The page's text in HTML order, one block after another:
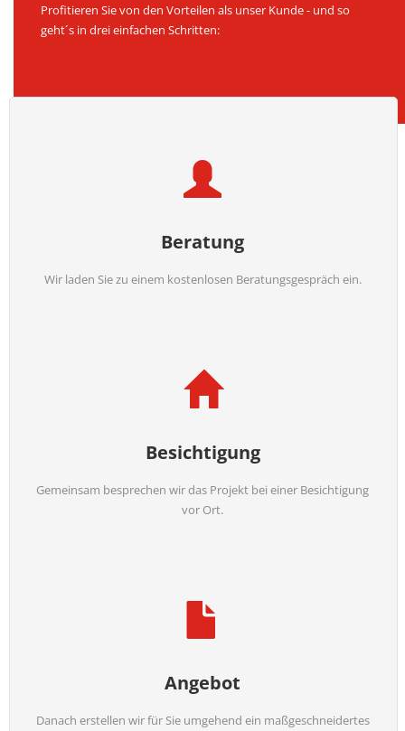
Profitieren Sie von den Vorteilen als unser Kunde - und so
geht´s in drei einfachen Schritten:
Beratung
Wir laden Sie zu einem kostenlosen Beratungsgespräch ein.
Besichtigung
Gemeinsam besprechen wir das Projekt bei einer Besichtigung
vor Ort.
Angebot
Danach erstellen wir für Sie umgehend ein maßgeschneidertes